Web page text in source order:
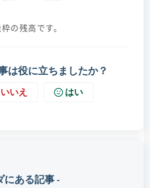
の残高です。
は役に立ちましたか？
いいえ はい
にある記事 -